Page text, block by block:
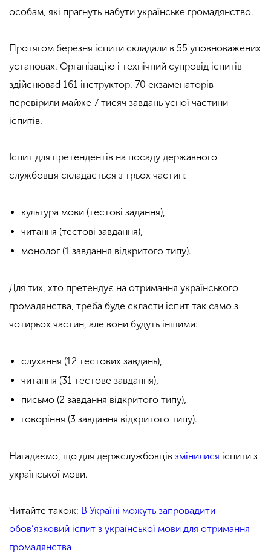
особам, які прагнуть набути українське громадянство.
Протягом березня іспити складали в 55 уповноважених
установах. Організацію і технічний супровід іспитів
здійснюваd 161 інструктор. 70 екзаменаторів
перевірили майже 7 тисяч завдань усної частини
іспитів.
Іспит для претендентів на посаду державного
службовця складається з трьох частин:
культура мови (тестові задання),
читання (тестові завдання),
монолог (1 завдання відкритого типу).
Для тих, хто претендує на отримання українського
громадянства, треба буде скласти іспит так само з
чотирьох частин, але вони будуть іншими:
слухання (12 тестових завдань),
читання (31 тестове завдання),
письмо (2 завдання відкритого типу),
говоріння (3 завдання відкритого типу).
Нагадаємо, що для держслужбовців змінилися іспити з
української мови.
Читайте також: В Україні можуть запровадити
обов’язковий іспит з української мови для отримання
громадянства